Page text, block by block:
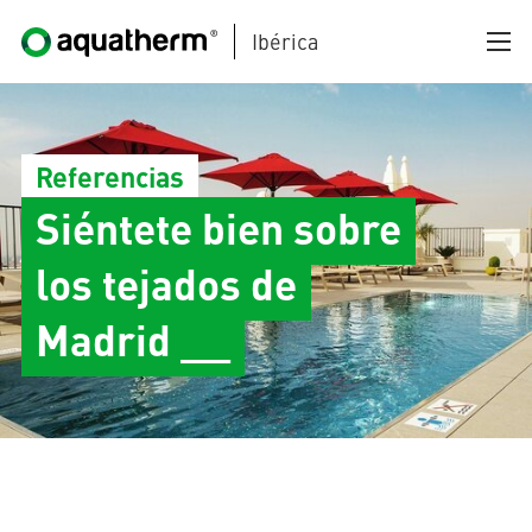
Ibérica
AQUATHERM BLACK
AQUATHERM BLUE
Referencias
Siéntete bien sobre
los tejados de
Madrid __